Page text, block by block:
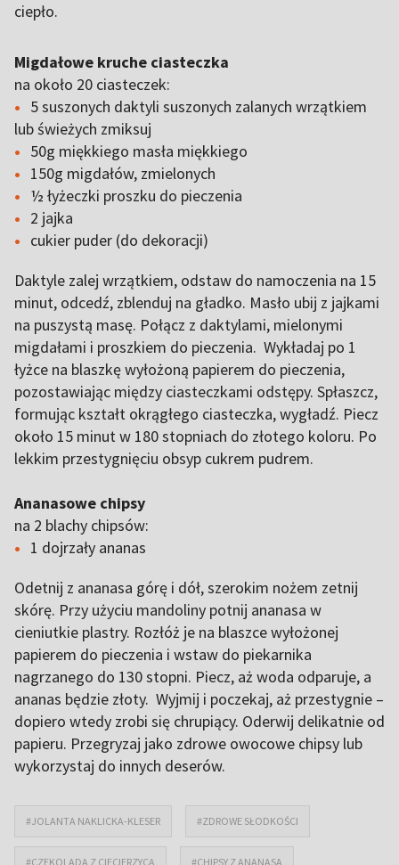
ciepło.
Migdałowe kruche ciasteczka
na około 20 ciasteczek:
5 suszonych daktyli suszonych zalanych wrzątkiem
lub świeżych zmiksuj
50g miękkiego masła miękkiego
150g migdałów, zmielonych
½ łyżeczki proszku do pieczenia
2 jajka
cukier puder (do dekoracji)
Daktyle zalej wrzątkiem, odstaw do namoczenia na 15
minut, odcedź, zblenduj na gładko. Masło ubij z jajkami
na puszystą masę. Połącz z daktylami, mielonymi
migdałami i proszkiem do pieczenia. Wykładaj po 1
łyżce na blaszkę wyłożoną papierem do pieczenia,
pozostawiając między ciasteczkami odstępy. Spłaszcz,
formując kształt okrągłego ciasteczka, wygładź. Piecz
około 15 minut w 180 stopniach do złotego koloru. Po
lekkim przestygnięciu obsyp cukrem pudrem.
Ananasowe chipsy
na 2 blachy chipsów:
1 dojrzały ananas
Odetnij z ananasa górę i dół, szerokim nożem zetnij
skórę. Przy użyciu mandoliny potnij ananasa w
cieniutkie plastry. Rozłóż je na blaszce wyłożonej
papierem do pieczenia i wstaw do piekarnika
nagrzanego do 130 stopni. Piecz, aż woda odparuje, a
ananas będzie złoty. Wyjmij i poczekaj, aż przestygnie –
dopiero wtedy zrobi się chrupiący. Oderwij delikatnie od
papieru. Przegryzaj jako zdrowe owocowe chipsy lub
wykorzystaj do innych deserów.
#JOLANTA NAKLICKA-KLESER #ZDROWE SŁODKOŚCI
#CZEKOLADA Z CIECIERZYCĄ #CHIPSY Z ANANASA